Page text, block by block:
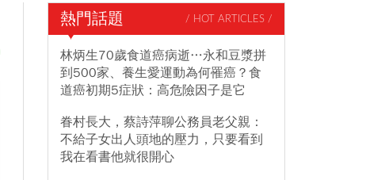
熱門話題 / HOT ARTICLES /
林炳生70歲食道癌病逝…永和豆漿拼
到500家、養生愛運動為何罹癌？食
道癌初期5症狀：高危險因子是它
眷村長大，蔡詩萍聊公務員老父親：
不給子女出人頭地的壓力，只要看到
我在看書他就很開心